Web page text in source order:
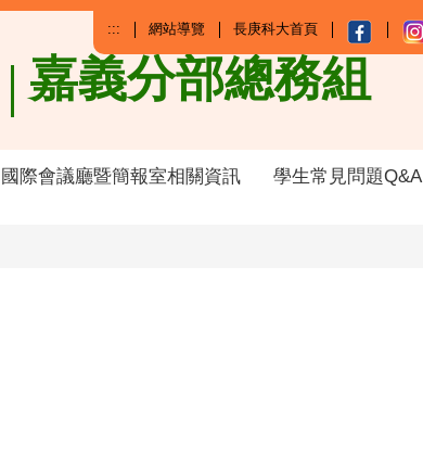
嘉義分部總務組
::: 網站導覽 長庚科大首頁
國際會議廳暨簡報室相關資訊 學生常見問題Q&A